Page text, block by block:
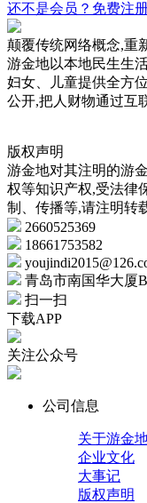
还不是会员？ 免费注
颠覆传统网络概念,重
游金地以本地民生生
妇女、儿童提供全方
公开,把人财物通过互
版权声明
游金地对其注明的游
权等知识产权,受法律
制、传播等,请注明转
2660525369
18661753582
青岛市南国华大厦
扫一扫
下载APP
关注公众号
公司信息
关于游金
企业文化
大事记
版权声明